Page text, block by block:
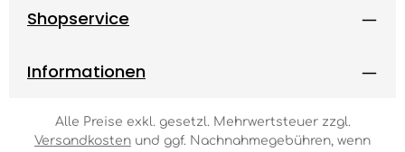
Shopservice
Informationen
Alle Preise exkl. gesetzl. Mehrwertsteuer zzgl.
Versandkosten und ggf. Nachnahmegebühren, wenn